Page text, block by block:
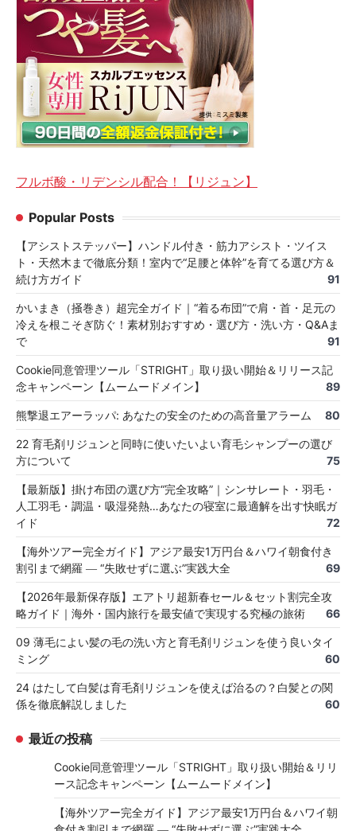
フルボ酸・リデンシル配合！【リジュン】
Popular Posts
【アシストステッパー】ハンドル付き・筋力アシスト・ツイス
ト・天然木まで徹底分類！室内で“足腰と体幹”を育てる選び方＆
続け方ガイド
91
かいまき（掻巻き）超完全ガイド｜“着る布団”で肩・首・足元の
冷えを根こそぎ防ぐ！素材別おすすめ・選び方・洗い方・Q&Aま
で
91
Cookie同意管理ツール「STRIGHT」取り扱い開始＆リリース記
念キャンペーン【ムームードメイン】
89
熊撃退エアーラッパ: あなたの安全のための高音量アラーム 80
22 育毛剤リジュンと同時に使いたいよい育毛シャンプーの選び
方について
75
【最新版】掛け布団の選び方“完全攻略”｜シンサレート・羽毛・
人工羽毛・調温・吸湿発熱…あなたの寝室に最適解を出す快眠ガ
イド
72
【海外ツアー完全ガイド】アジア最安1万円台＆ハワイ朝食付き
割引まで網羅 ― “失敗せずに選ぶ”実践大全
69
【2026年最新保存版】エアトリ超新春セール＆セット割完全攻
略ガイド｜海外・国内旅行を最安値で実現する究極の旅術
66
09 薄毛によい髪の毛の洗い方と育毛剤リジュンを使う良いタイ
ミング
60
24 はたして白髪は育毛剤リジュンを使えば治るの？白髪との関
係を徹底解説しました
60
最近の投稿
Cookie同意管理ツール「STRIGHT」取り扱い開始＆リリ
ース記念キャンペーン【ムームードメイン】
【海外ツアー完全ガイド】アジア最安1万円台＆ハワイ朝